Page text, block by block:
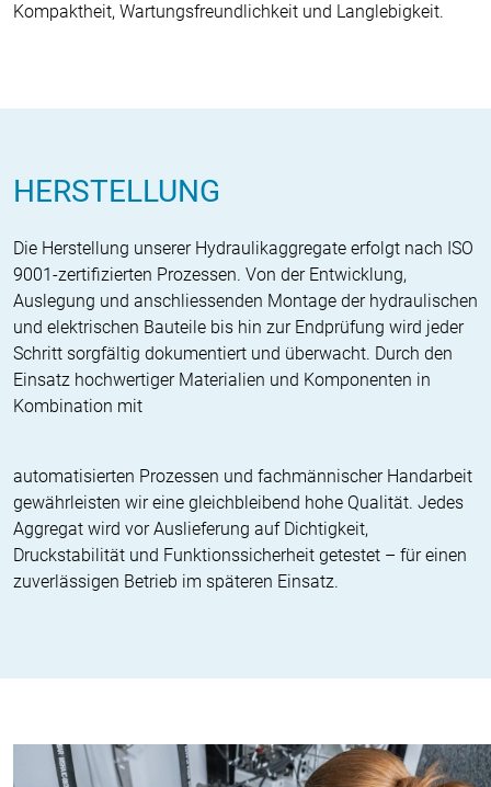
Kompaktheit, Wartungsfreundlichkeit und Langlebigkeit.
HERSTELLUNG
Die Herstellung unserer Hydraulikaggregate erfolgt nach ISO
9001-zertifizierten Prozessen. Von der Entwicklung,
Auslegung und anschliessenden Montage der hydraulischen
und elektrischen Bauteile bis hin zur Endprüfung wird jeder
Schritt sorgfältig dokumentiert und überwacht. Durch den
Einsatz hochwertiger Materialien und Komponenten in
Kombination mit
automatisierten Prozessen und fachmännischer Handarbeit
gewährleisten wir eine gleichbleibend hohe Qualität. Jedes
Aggregat wird vor Auslieferung auf Dichtigkeit,
Druckstabilität und Funktionssicherheit getestet – für einen
zuverlässigen Betrieb im späteren Einsatz.